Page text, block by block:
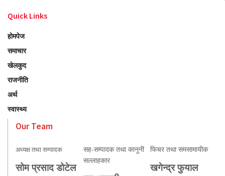
Quick Links
होमपेज
समाचार
खेलकुद
राजनीति
अर्थ
स्वास्थ्य
Our Team
अध्यक्ष तथा सम्पादक
सोम प्रसाद डोटेल
सह-सम्पादक तथा कानुनी
सल्लाहकार
फिचर तथा समसामायीक
खगेन्द्र फुयाल